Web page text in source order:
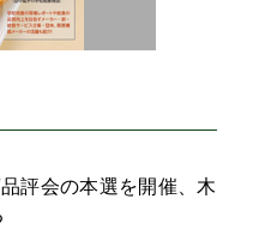
評会の本選を開催、木